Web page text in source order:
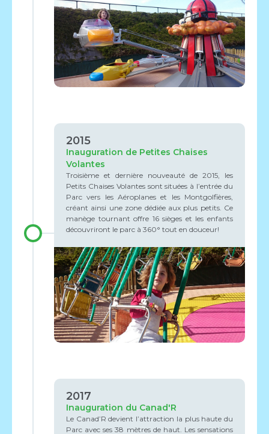
2015
Inauguration de Petites Chaises
Volantes
Troisième et dernière nouveauté de 2015, les
Petits Chaises Volantes sont situées à l’entrée du
Parc vers les Aéroplanes et les Montgolfières,
créant ainsi une zone dédiée aux plus petits. Ce
manège tournant offre 16 sièges et les enfants
découvriront le parc à 360° tout en douceur!
2017
Inauguration du Canad'R
Le Canad’R devient l’attraction la plus haute du
Parc avec ses 38 mètres de haut. Les sensations